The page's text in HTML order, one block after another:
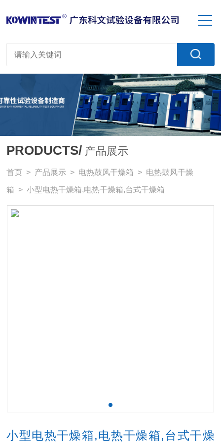
PRODUCTS/ 产品展示
首页 > 产品展示 > 电热鼓风干燥箱 > 电热鼓风干燥
箱 > 小型电热干燥箱,电热干燥箱,台式干燥箱
小型电热干燥箱,电热干燥箱,台式干燥